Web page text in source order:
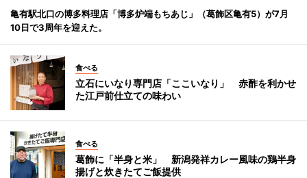
亀有駅北口の博多料理店「博多炉端もちあじ」（葛飾区亀有5）が7月
10日で3周年を迎えた。
食べる
立石にいなり専門店「ここいなり」 赤酢を利かせ
た江戸前仕立ての味わい
食べる
葛飾に「半身と米」 新潟発祥カレー風味の鶏半身
揚げと炊きたてご飯提供